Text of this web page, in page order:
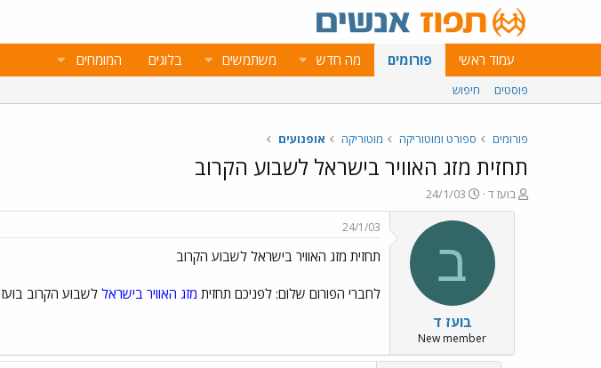
עמוד ראשי פורומים מה חדש משתמשים בלוגים המומחים
פוסטים חיפוש
פורומים ספורט ומוטוריקה מוטוריקה אופנועים
תחזית מזג האוויר בישראל לשבוע הקרוב
פ
ו
בועז ד
פ
ו
ר
ם
ב
א
ר
י
ך
24/1/03
ב
בועז ד
New member
24/1/03
תחזית מזג האוויר בישראל לשבוע הקרוב
לחברי הפורום שלום: לפניכם תחזית מזג האוויר בישראל לשבוע הקרוב בועז